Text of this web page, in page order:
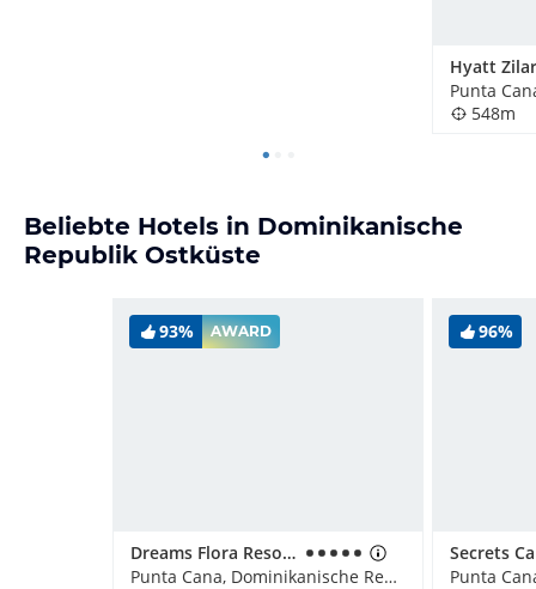
548m
Beliebte Hotels in Dominikanische
Republik Ostküste
93% AWARD
Dreams Flora Resort & Spa - All Inclusive
Punta Cana, Dominikanische Republik
96%